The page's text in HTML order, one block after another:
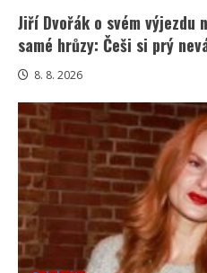
Jiří Dvořák o svém výjezdu
samé hrůzy: Češi si prý
8. 8. 2026